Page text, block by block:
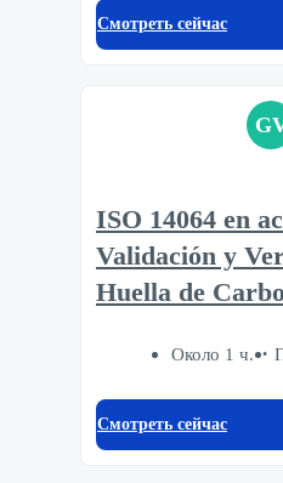
Смотреть сейчас
ISO 14064 en
Validación y
Huella de
Около 1 ч.
Смотреть сейчас